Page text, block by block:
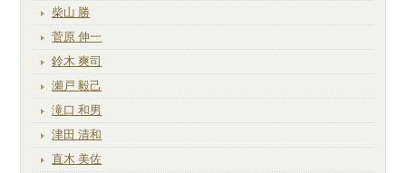
柴山 勝
菅原 伸一
鈴木 爽司
瀬戸 毅己
滝口 和男
津田 清和
直木 美佐